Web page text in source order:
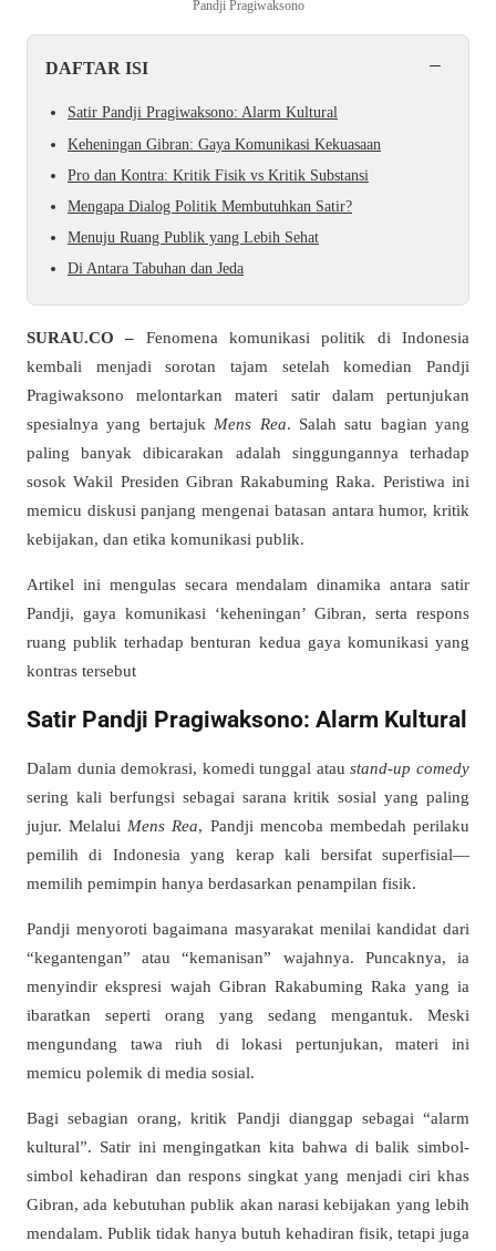
Pandji Pragiwaksono
DAFTAR ISI −
Satir Pandji Pragiwaksono: Alarm Kultural
Keheningan Gibran: Gaya Komunikasi Kekuasaan
Pro dan Kontra: Kritik Fisik vs Kritik Substansi
Mengapa Dialog Politik Membutuhkan Satir?
Menuju Ruang Publik yang Lebih Sehat
Di Antara Tabuhan dan Jeda
SURAU.CO – Fenomena komunikasi politik di Indonesia
kembali menjadi sorotan tajam setelah komedian Pandji
Pragiwaksono melontarkan materi satir dalam pertunjukan
spesialnya yang bertajuk Mens Rea. Salah satu bagian yang
paling banyak dibicarakan adalah singgungannya terhadap
sosok Wakil Presiden Gibran Rakabuming Raka. Peristiwa ini
memicu diskusi panjang mengenai batasan antara humor, kritik
kebijakan, dan etika komunikasi publik.
Artikel ini mengulas secara mendalam dinamika antara satir
Pandji, gaya komunikasi ‘keheningan’ Gibran, serta respons
ruang publik terhadap benturan kedua gaya komunikasi yang
kontras tersebut
Satir Pandji Pragiwaksono: Alarm Kultural
Dalam dunia demokrasi, komedi tunggal ataustand-up comedy
sering kali berfungsi sebagai sarana kritik sosial yang paling
jujur. Melalui Mens Rea, Pandji mencoba membedah perilaku
pemilih di Indonesia yang kerap kali bersifat superfisial—
memilih pemimpin hanya berdasarkan penampilan fisik.
Pandji menyoroti bagaimana masyarakat menilai kandidat dari
“kegantengan” atau “kemanisan” wajahnya. Puncaknya, ia
menyindir ekspresi wajah Gibran Rakabuming Raka yang ia
ibaratkan seperti orang yang sedang mengantuk. Meski
mengundang tawa riuh di lokasi pertunjukan, materi ini
memicu polemik di media sosial.
Bagi sebagian orang, kritik Pandji dianggap sebagai “alarm
kultural”. Satir ini mengingatkan kita bahwa di balik simbol-
simbol kehadiran dan respons singkat yang menjadi ciri khas
Gibran, ada kebutuhan publik akan narasi kebijakan yang lebih
mendalam. Publik tidak hanya butuh kehadiran fisik, tetapi juga